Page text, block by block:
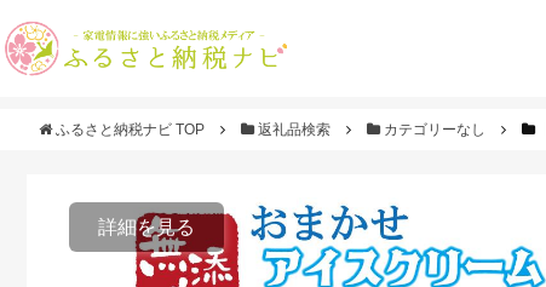
ふるさと納税ナビ TOP 返礼品検索 カテゴリーなし
詳細を見る